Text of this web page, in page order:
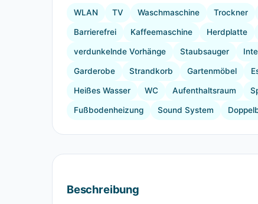
WLAN TV Waschmaschine Trockner
Barrierefrei Kaffeemaschine Herdplatte
verdunkelnde Vorhänge Staubsauger
Garderobe Strandkorb Gartenmöbel
Heißes Wasser WC Aufenthaltsraum
Fußbodenheizung Sound System
Beschreibung